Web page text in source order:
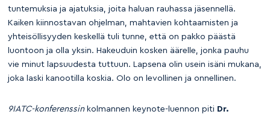
tuntemuksia ja ajatuksia, joita haluan rauhassa jäsennellä.
Kaiken kiinnostavan ohjelman, mahtavien kohtaamisten ja
yhteisöllisyyden keskellä tuli tunne, että on pakko päästä
luontoon ja olla yksin. Hakeuduin kosken äärelle, jonka pauhu
vie minut lapsuudesta tuttuun. Lapsena olin usein isäni mukana,
joka laski kanootilla koskia. Olo on levollinen ja onnellinen.
9IATC-konferenssin kolmannen keynote-luennon piti Dr.